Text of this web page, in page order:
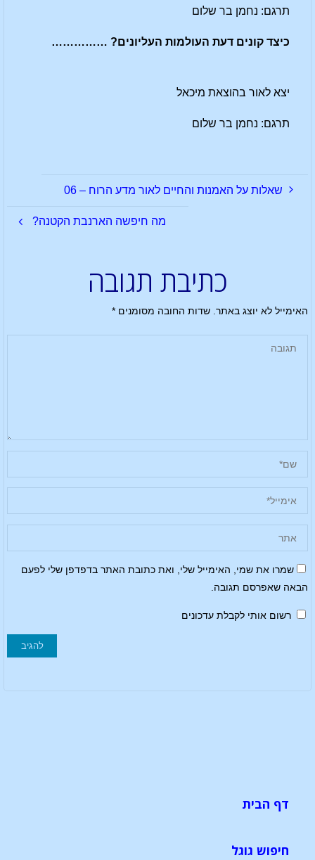
תרגם: נחמן בר שלום
כיצד קונים דעת העולמות העליונים? ……………
יצא לאור בהוצאת מיכאל
תרגם: נחמן בר שלום
שאלות על האמנות והחיים לאור מדע הרוח – 06
מה חיפשה הארנבת הקטנה?
כתיבת תגובה
האימייל לא יוצג באתר. שדות החובה מסומנים*
שמרו את שמי, האימייל שלי, ואת כתובת האתר בדפדפן שלי לפעם
הבאה שאפרסם תגובה.
רשום אותי לקבלת עדכונים
דף הבית
חיפוש גוגל